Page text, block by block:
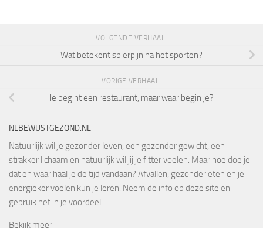
VOLGENDE VERHAAL
Wat betekent spierpijn na het sporten?
VORIGE VERHAAL
Je begint een restaurant, maar waar begin je?
NLBEWUSTGEZOND.NL
Natuurlijk wil je gezonder leven, een gezonder gewicht, een
strakker lichaam en natuurlijk wil jij je fitter voelen. Maar hoe doe je
dat en waar haal je de tijd vandaan? Afvallen, gezonder eten en je
energieker voelen kun je leren. Neem de info op deze site en
gebruik het in je voordeel.
Bekijk meer